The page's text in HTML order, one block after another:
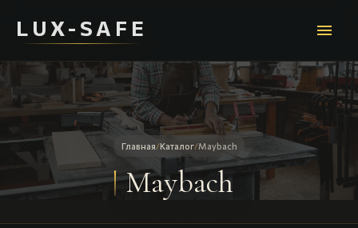
LUX-SAFE menu
Главная/Каталог/Maybach
Maybach